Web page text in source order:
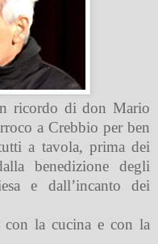
ricordo di don Mario
a Crebbio per ben
a tavola, prima dei
benedizione degli
e dall’incanto dei
con la cucina e con la